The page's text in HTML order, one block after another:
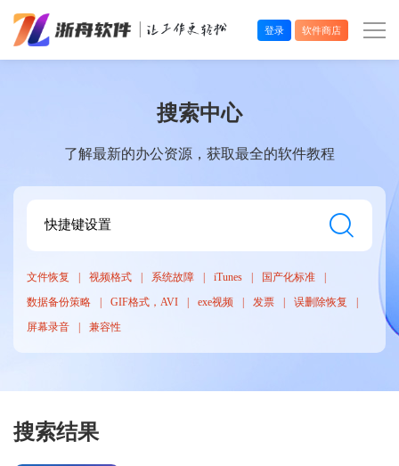
在线应用
登录 软件商店
搜索中心
了解最新的办公资源，获取最全的软件教程
文件恢复 视频格式 系统故障 iTunes
国产化标准
数据备份策略
GIF格式，AVI exe视频 发票
误删除恢复
屏幕录音
兼容性
搜索结果